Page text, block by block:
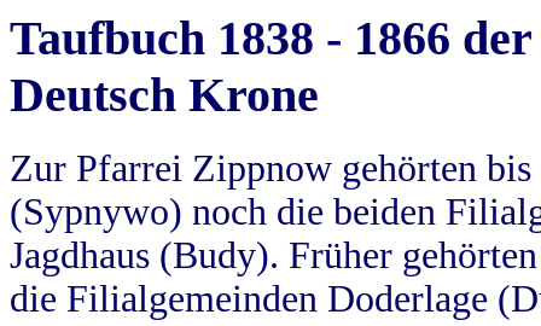
Taufbuch 1838 - 1866
Deutsch Krone
Zur Pfarrei Zippnow gehörten
(Sypnywo) noch die beiden
Jagdhaus (Budy). Früher
die Filialgemeinden Doderlage